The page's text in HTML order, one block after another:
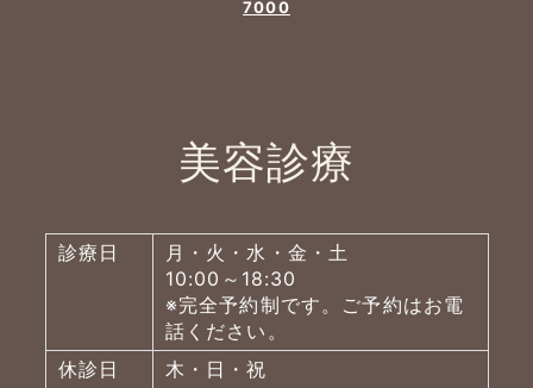
7000
美容診療
診療日
月・火・水・金・土
10:00～18:30
※完全予約制です。ご予約はお電
話ください。
休診日
木・日・祝